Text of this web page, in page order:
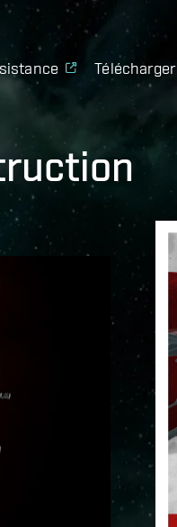
Télécharger